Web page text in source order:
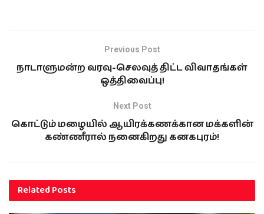
Previous Post
நாடாளுமன்ற வரவு-செலவுத் திட்ட விவாதங்கள்
ஒத்திவைப்பு!
Next Post
கொட்டும் மழையில் ஆயிரக்கணக்கான மக்களின்
கண்ணீரால் நனைகிறது கனகபுரம்!
RelatedPosts